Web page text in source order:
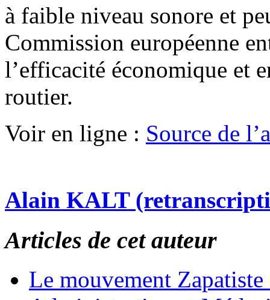
à faible niveau sonore et
Commission européenne
l’efficacité économique et
routier.
Voir en ligne : Source de
Alain KALT
Articles de cet auteur
Le mouvement